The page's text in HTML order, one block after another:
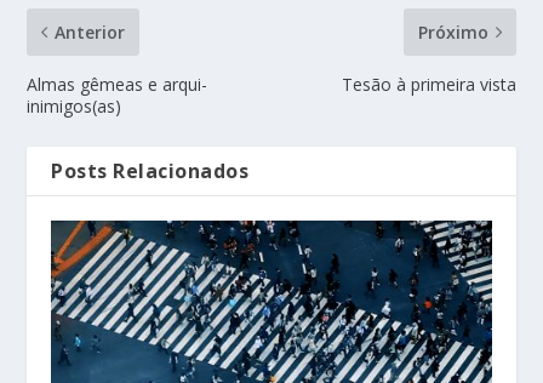
Anterior
Almas gêmeas e arqui-
inimigos(as)
Próximo
Tesão à primeira vista
Posts Relacionados